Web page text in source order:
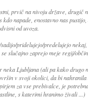
prvič na nivoju države, drugič
kdo napade, enostavno nas
od uvoza.
pridelujejo/predelujejo
slučajno zaprejo meje regij/
neka Ljubljana (ali pa kako drugo
v svoji okolici, da bi nahranila
za vse prebivalce, je
s katerimi hranimo živali ...)